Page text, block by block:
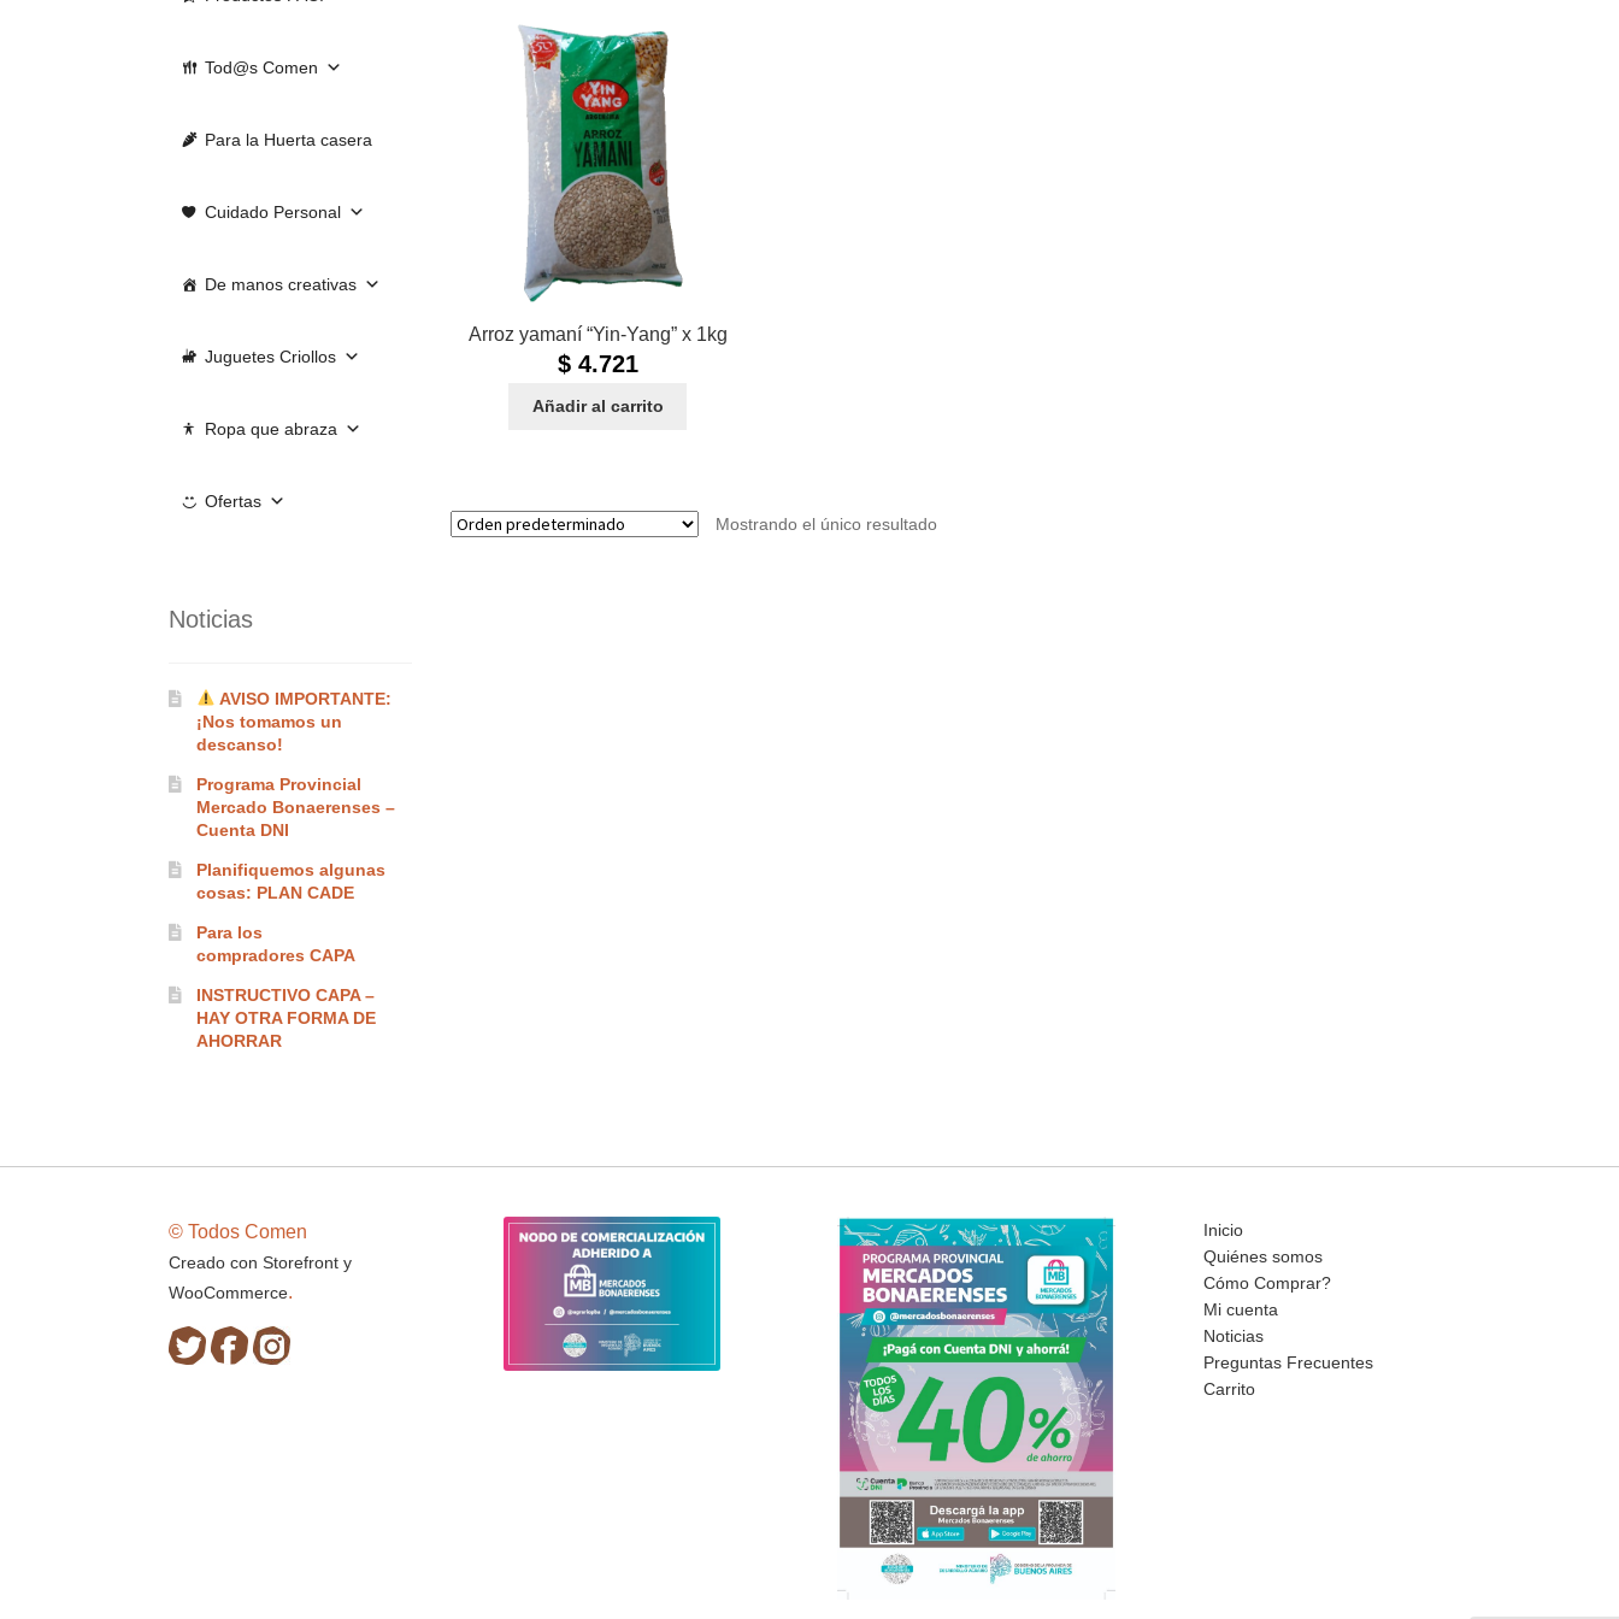
Arroz yamaní “Yin-Yang” x 1kg
$4.721
Añadir al carrito
Mostrando el único resultado
Tod@s Comen
Para la Huerta casera
Cuidado Personal
De manos creativas
Juguetes Criollos
Ropa que abraza
Ofertas
Noticias
AVISO IMPORTANTE:
¡Nos tomamos un
descanso!
Programa Provincial
Mercado Bonaerenses –
Cuenta DNI
Planifiquemos algunas
cosas: PLAN CADE
Para los
compradores CAPA
INSTRUCTIVO CAPA –
HAY OTRA FORMA DE
AHORRAR
© Todos Comen
Creado con Storefront y
WooCommerce.
Inicio
Quiénes somos
Cómo Comprar?
Mi cuenta
Noticias
Preguntas Frecuentes
Carrito